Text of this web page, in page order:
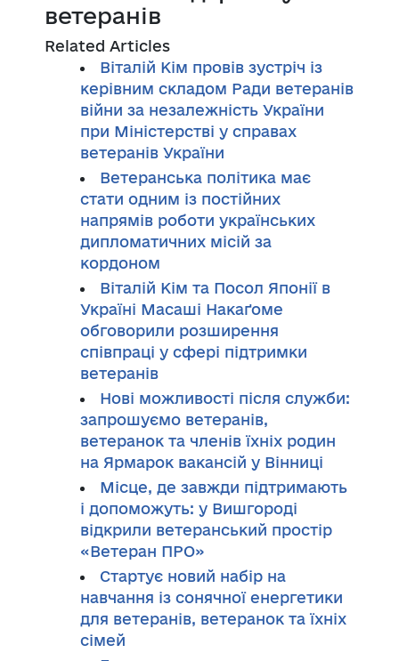
ветеранів
Related Articles
Віталій Кім провів зустріч із
керівним складом Ради ветеранів
війни за незалежність України
при Міністерстві у справах
ветеранів України
Ветеранська політика має
стати одним із постійних
напрямів роботи українських
дипломатичних місій за
кордоном
Віталій Кім та Посол Японії в
Україні Масаші Накаґоме
обговорили розширення
співпраці у сфері підтримки
ветеранів
Нові можливості після служби:
запрошуємо ветеранів,
ветеранок та членів їхніх родин
на Ярмарок вакансій у Вінниці
Місце, де завжди підтримають
і допоможуть: у Вишгороді
відкрили ветеранський простір
«Ветеран ПРО»
Стартує новий набір на
навчання із сонячної енергетики
для ветеранів, ветеранок та їхніх
сімей